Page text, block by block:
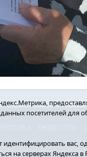
Главный
Регистрационный номер
посетителей
вас,
на серверах Яндекса